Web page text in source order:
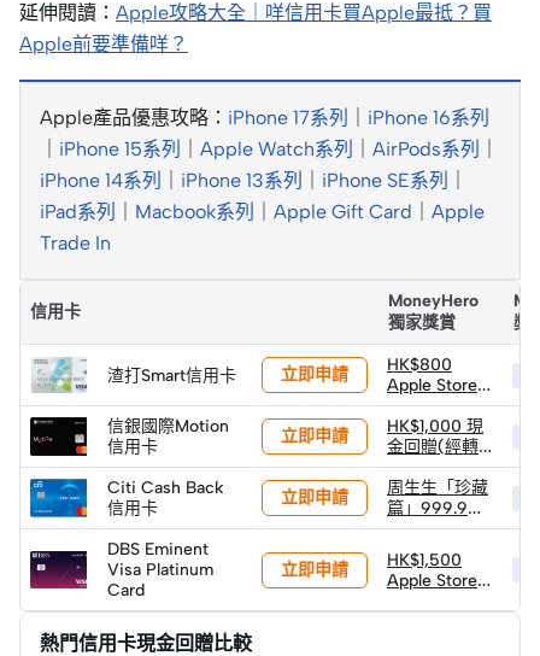
延伸閱讀： Apple攻略大全｜咩信用卡買Apple最抵？買
Apple前要準備咩？
Apple產品優惠攻略： iPhone 17系列
iPhone 16系列
iPhone 15系列 Apple Watch系列 AirPods系列
iPhone 14系列
iPhone 13系列 iPhone SE系列
iPad系列
Macbook系列 Apple Gift Card
Apple
Trade In
信用卡
MoneyHero
獨家獎賞
獎
渣打Smart信用卡 立即申請
HK$800
Apple Store
禮品卡
信銀國際Motion
信用卡
立即申請
HK$1,000 現
金回贈(經轉
數快)
Citi Cash Back
信用卡
立即申請
周生生「珍藏
篇」999.9黃
金小馬 (1克) ×
2件 (限量100
件)
DBS Eminent
Visa Platinum
Card
立即申請
HK$1,500
Apple Store
熱門信用卡現金回贈比較